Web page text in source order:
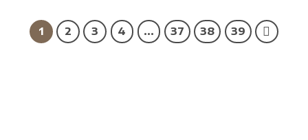
1 2 3 4 … 37 38 39